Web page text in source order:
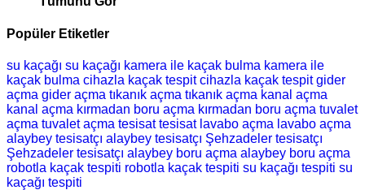
Popüler Etiketler
su kaçağı su kaçağı kamera ile kaçak bulma kamera ile
kaçak bulma cihazla kaçak tespit cihazla kaçak tespit gider
açma gider açma tıkanık açma tıkanık açma kanal açma
kanal açma kırmadan boru açma kırmadan boru açma tuvalet
açma tuvalet açma tesisat tesisat lavabo açma lavabo açma
alaybey tesisatçı alaybey tesisatçı Şehzadeler tesisatçı
Şehzadeler tesisatçı alaybey boru açma alaybey boru açma
robotla kaçak tespiti robotla kaçak tespiti su kaçağı tespiti su
kaçağı tespiti